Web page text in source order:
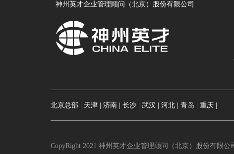
神州英才企业管理顾问（北京）股份有限公司
北京总部 | 天津 | 济南 | 长沙 | 武汉 | 河北 | 青岛 | 重庆 |
CopyRight 2021 神州英才企业管理顾问（北京）股份有限